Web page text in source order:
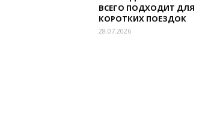
ВСЕГО ПОДХОДИТ ДЛЯ
КОРОТКИХ ПОЕЗДОК
28.07.2026